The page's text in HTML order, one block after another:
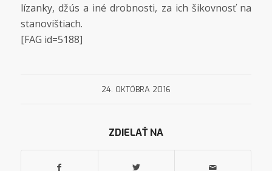
lízanky, džús a iné drobnosti, za ich šikovnosť na
stanovištiach.
[FAG id=5188]
24. OKTÓBRA 2016
ZDIELAŤ NA